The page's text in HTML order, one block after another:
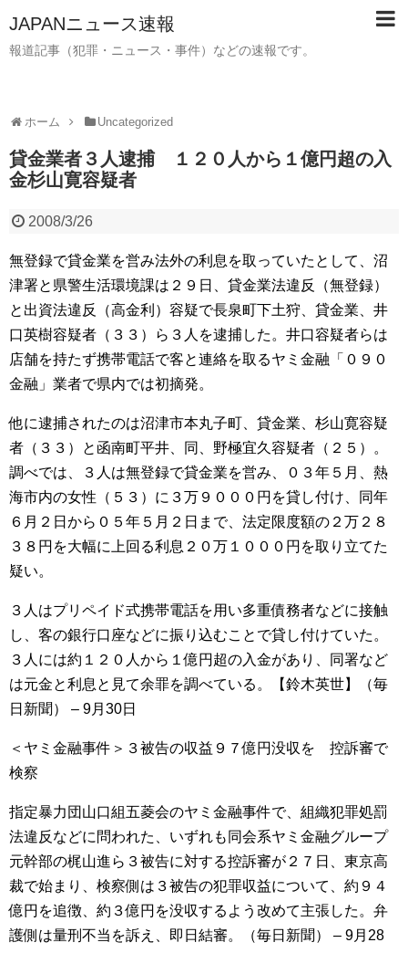
JAPANニュース速報
報道記事（犯罪・ニュース・事件）などの速報です。
ホーム Uncategorized
貸金業者３人逮捕 １２０人から１億円超の入
金杉山寛容疑者
2008/3/26
無登録で貸金業を営み法外の利息を取っていたとして、沼
津署と県警生活環境課は２９日、貸金業法違反（無登録）
と出資法違反（高金利）容疑で長泉町下土狩、貸金業、井
口英樹容疑者（３３）ら３人を逮捕した。井口容疑者らは
店舗を持たず携帯電話で客と連絡を取るヤミ金融「０９０
金融」業者で県内では初摘発。
他に逮捕されたのは沼津市本丸子町、貸金業、杉山寛容疑
者（３３）と函南町平井、同、野極宜久容疑者（２５）。
調べでは、３人は無登録で貸金業を営み、０３年５月、熱
海市内の女性（５３）に３万９０００円を貸し付け、同年
６月２日から０５年５月２日まで、法定限度額の２万２８
３８円を大幅に上回る利息２０万１０００円を取り立てた
疑い。
３人はプリペイド式携帯電話を用い多重債務者などに接触
し、客の銀行口座などに振り込むことで貸し付けていた。
３人には約１２０人から１億円超の入金があり、同署など
は元金と利息と見て余罪を調べている。【鈴木英世】（毎
日新聞） – 9月30日
＜ヤミ金融事件＞３被告の収益９７億円没収を 控訴審で
検察
指定暴力団山口組五菱会のヤミ金融事件で、組織犯罪処罰
法違反などに問われた、いずれも同会系ヤミ金融グループ
元幹部の梶山進ら３被告に対する控訴審が２７日、東京高
裁で始まり、検察側は３被告の犯罪収益について、約９４
億円を追徴、約３億円を没収するよう改めて主張した。弁
護側は量刑不当を訴え、即日結審。（毎日新聞） – 9月28